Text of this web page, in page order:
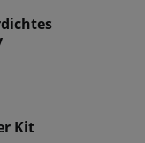
Kit